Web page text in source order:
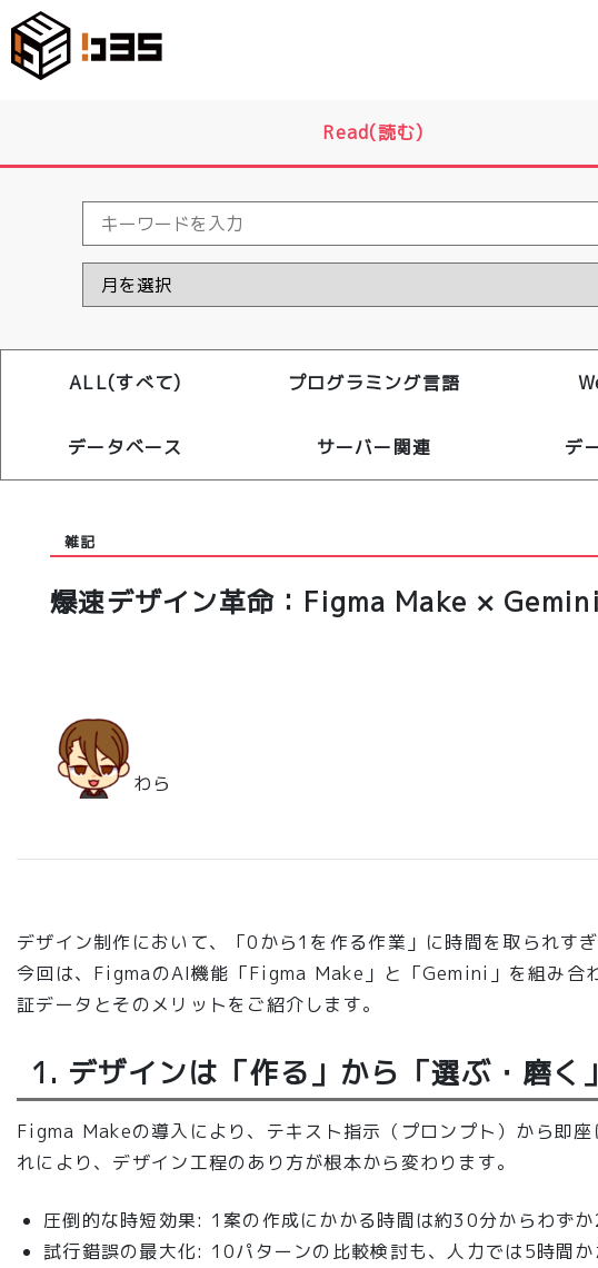
Read(読む)
ALL(すべて) プログラミング言語
データベース サーバー関連 デ
雑記
爆速デザイン革命：Figma Make ×
わら
デザイン制作において、「0から1を作る作業」に時間を取られす
今回は、FigmaのAI機能「Figma Make」 と 「Gemini」を組み合
証データとそのメリットをご紹介します。
1. デザインは「作る」から「選ぶ・磨く
Figma Makeの導入により、テキスト指示（プロンプト）から即
れにより、デザイン工程のあり方が根本から変わります。
圧倒的な時短効果: 1案の作成にかかる時間は約30分からわず
試行錯誤の最大化: 10パターンの比較検討も、人力では5時間か